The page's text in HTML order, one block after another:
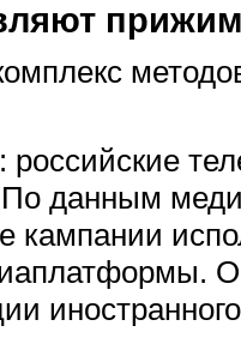
: российские
данным
кампании